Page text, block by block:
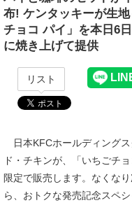
布! ケンタッキーが生
チョコ パイ」を本日6
に焼き上げて提供
リスト
日本KFCホールディング
ド・チキンが、「いちごチ
限定で販売します。なくな
ら、おトクな発売記念スペ